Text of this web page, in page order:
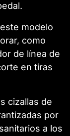
modelo
como
de línea de
en tiras
cizallas de
por
a los